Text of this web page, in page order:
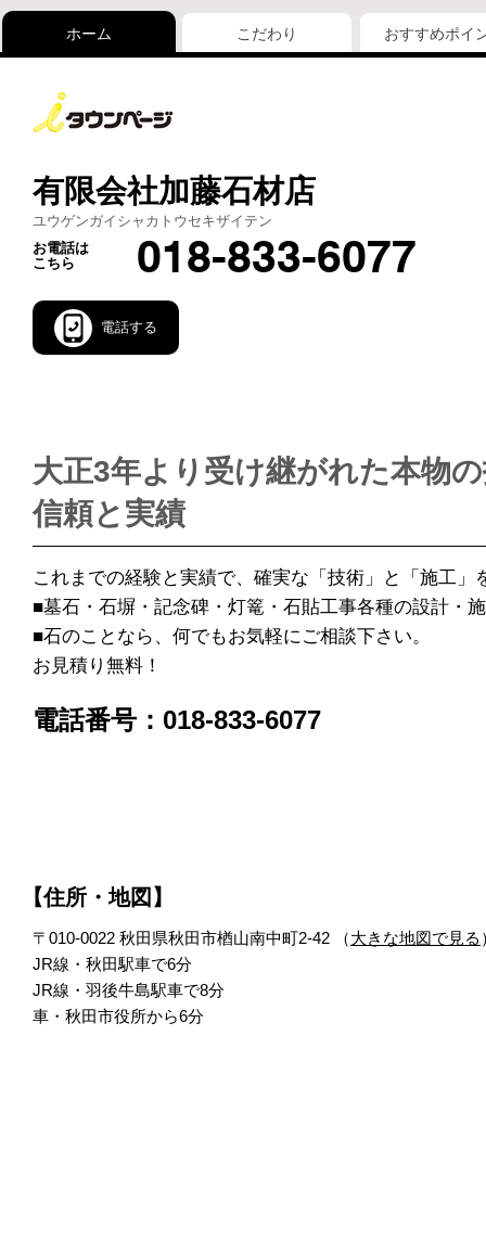
ホーム こだわり おすすめポイ
有限会社加藤石材店
ユウゲンガイシャカトウセキザイテン
お電話は
こちら
018-833-6077
電話する
大正3年より受け継がれた本物
信頼と実績
これまでの経験と実績で、確実な「技術」と「施工」
■墓石・石塀・記念碑・灯篭・石貼工事各種の設計・
■石のことなら、何でもお気軽にご相談下さい。
お見積り無料！
電話番号：018-833-6077
【住所・地図】
〒010-0022 秋田県秋田市楢山南中町2-42 （大きな地図で見る
JR線・秋田駅車で6分
JR線・羽後牛島駅車で8分
車・秋田市役所から6分